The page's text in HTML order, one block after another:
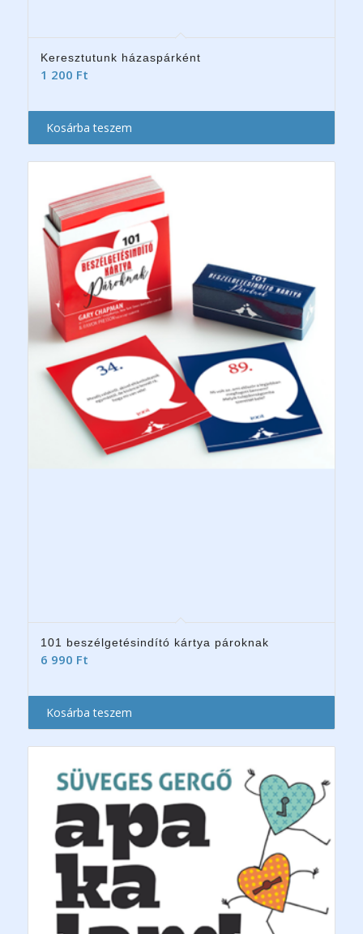
Keresztutunk házaspárként
1 200 Ft
Kosárba teszem
101 beszélgetésindító kártya pároknak
6 990 Ft
Kosárba teszem